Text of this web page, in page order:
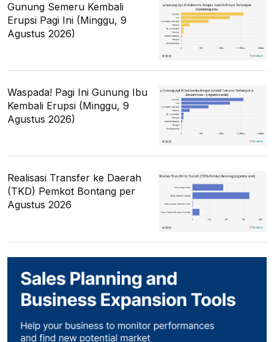
Gunung Semeru Kembali
Erupsi Pagi Ini (Minggu, 9
Agustus 2026)
Waspada! Pagi Ini Gunung Ibu
Kembali Erupsi (Minggu, 9
Agustus 2026)
Realisasi Transfer ke Daerah
(TKD) Pemkot Bontang per
Agustus 2026